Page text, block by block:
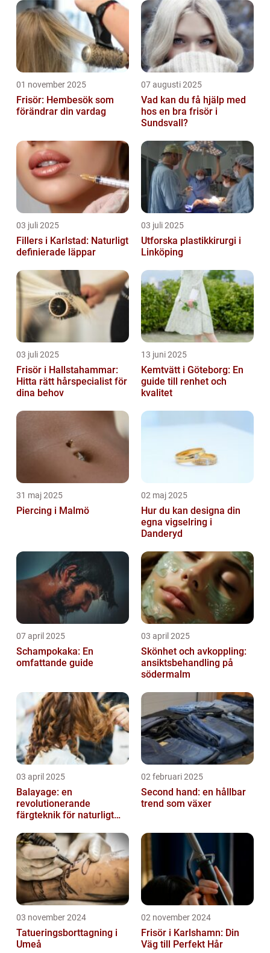
01 november 2025
Frisör: Hembesök som
förändrar din vardag
07 augusti 2025
Vad kan du få hjälp med
hos en bra frisör i
Sundsvall?
03 juli 2025
Fillers i Karlstad: Naturligt
definierade läppar
03 juli 2025
Utforska plastikkirurgi i
Linköping
03 juli 2025
Frisör i Hallstahammar:
Hitta rätt hårspecialist för
dina behov
13 juni 2025
Kemtvätt i Göteborg: En
guide till renhet och
kvalitet
31 maj 2025
Piercing i Malmö
02 maj 2025
Hur du kan designa din
egna vigselring i
Danderyd
07 april 2025
Schampokaka: En
omfattande guide
03 april 2025
Skönhet och avkoppling:
ansiktsbehandling på
södermalm
03 april 2025
Balayage: en
revolutionerande
färgteknik för naturligt
02 februari 2025
Second hand: en hållbar
trend som växer
03 november 2024
Tatueringsborttagning i
Umeå
02 november 2024
Frisör i Karlshamn: Din
Väg till Perfekt Hår